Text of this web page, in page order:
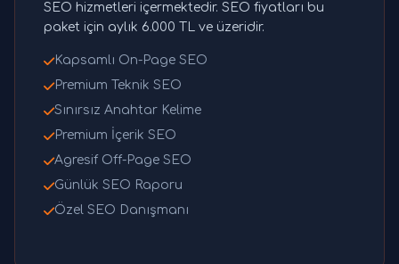
SEO hizmetleri içermektedir. SEO fiyatları bu
paket için aylık 6.000 TL ve üzeridir.
Kapsamlı On-Page SEO
Premium Teknik SEO
Sınırsız Anahtar Kelime
Premium İçerik SEO
Agresif Off-Page SEO
Günlük SEO Raporu
Özel SEO Danışmanı